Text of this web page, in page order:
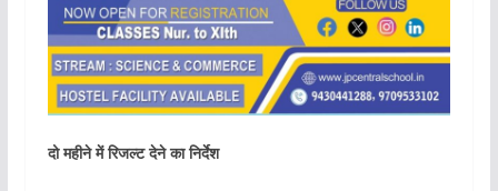
दो महीने में रिजल्ट देने का निर्देश